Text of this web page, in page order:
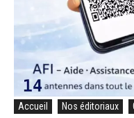
Accueil Nos éditoriaux